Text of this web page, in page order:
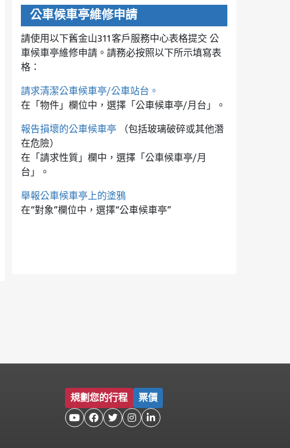
公車候車亭維修申請
請使用以下舊金山311客戶服務中心表格提交 公
車候車亭維修申請。請務必按照以下所示填寫表
格：
請求清潔公車候車亭/公車站台。
在「物件」欄位中，選擇「公車候車亭/月台」。
報告損壞的公車候車亭 （包括玻璃破碎或其他潛
在危險）
在「請求性質」欄中，選擇「公車候車亭/月
台」。
舉報公車候車亭上的塗鴉
在“對象”欄位中，選擇“公車候車亭”
規劃您的行程 票價
    